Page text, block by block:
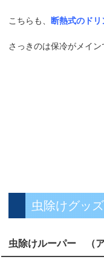
こちらも、 断熱式のド
さっきのは保冷がメイン
虫除けグッズ
虫除けルーパー （ア